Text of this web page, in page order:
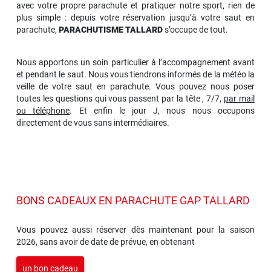
avec votre propre parachute et pratiquer notre sport, rien de
plus simple : depuis votre réservation jusqu’à votre saut en
parachute,PARACHUTISME TALLARDs’occupe de tout.
Nous apportons un soin particulier à l’accompagnement avant
et pendant le saut. Nous vous tiendrons informés de la météo la
veille de votre saut en parachute. Vous pouvez nous poser
toutes les questions qui vous passent par la tête , 7/7, par mail
ou téléphone. Et enfin le jour J, nous nous occupons
directement de vous sans intermédiaires.
BONS CADEAUX EN PARACHUTE GAP TALLARD
Vous pouvez aussi réserver dès maintenant pour la saison
2026, sans avoir de date de prévue, en obtenant
un bon cadeau